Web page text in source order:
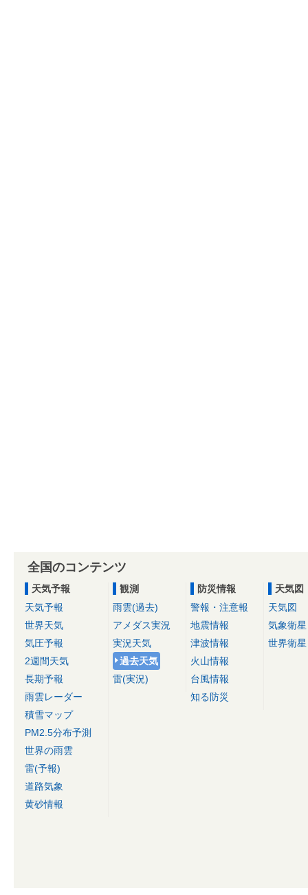
全国のコンテンツ
天気予報
天気予報
世界天気
気圧予報
2週間天気
長期予報
雨雲レーダー
積雪マップ
PM2.5分布予測
世界の雨雲
雷(予報)
道路気象
黄砂情報
観測
雨雲(過去)
アメダス実況
実況天気
過去天気
雷(実況)
防災情報
警報・注意報
地震情報
津波情報
火山情報
台風情報
知る防災
天気図
天気図
気象衛星
世界衛星